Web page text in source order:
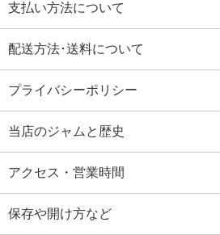
支払い方法について
配送方法･送料について
プライバシーポリシー
当店のジャムと歴史
アクセス・営業時間
保存や開け方など